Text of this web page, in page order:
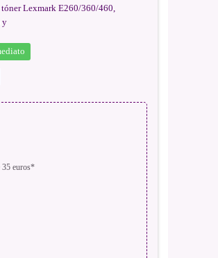
Lexmark E260/360/460,
y
35 euros*